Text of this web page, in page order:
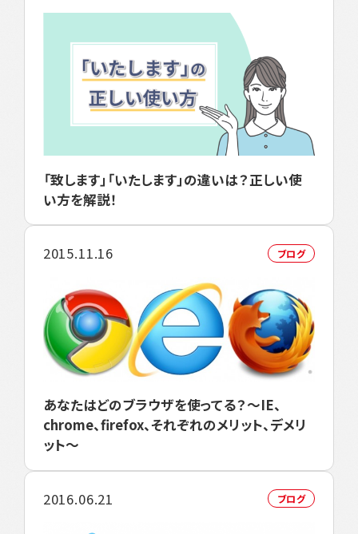
「致します」「いたします」の違いは？正しい使
い方を解説！
2015.11.16 ブログ
あなたはどのブラウザを使ってる？～IE、
chrome、firefox、それぞれのメリット、デメリ
ット～
2016.06.21 ブログ